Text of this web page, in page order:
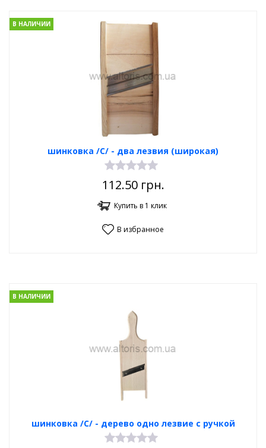
шинковка /С/ - два лезвия (широкая)
В НАЛИЧИИ
112.50грн.
Купить в 1 клик
В избранное
шинковка /С/ - дерево одно лезвие с ручкой
В НАЛИЧИИ